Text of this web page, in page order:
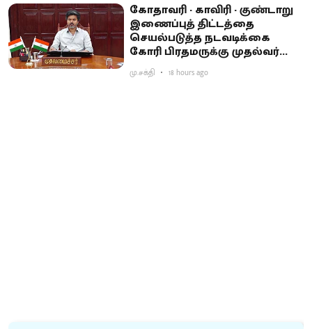
கோதாவரி - காவிரி - குண்டாறு
இணைப்புத் திட்டத்தை
செயல்படுத்த நடவடிக்கை
கோரி பிரதமருக்கு முதல்வர்
விஜய் கடிதம்
மு.சக்தி 18 hours ago